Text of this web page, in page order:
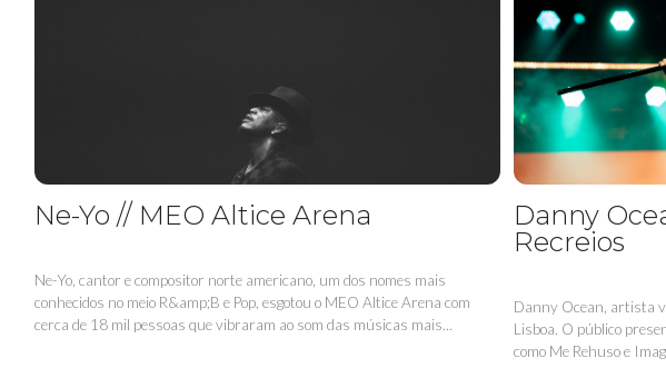
Ne-Yo // MEO Altice Arena
Ne-Yo, cantor e compositor norte americano, um dos nomes mais
conhecidos no meio R&amp;B e Pop, esgotou o MEO Altice Arena com
cerca de 18 mil pessoas que vibraram ao som das músicas mais...
Danny
Recreios
Danny Ocean, artista
Lisboa. O público
como Me Rehuso e